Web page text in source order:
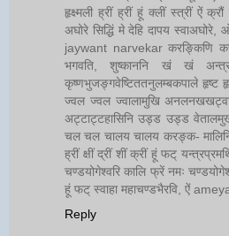
हृक्ष्मली ह्रीं ह्रीं हूं क्लीं स्त्रीं ऐं
अघोरे सिद्धिं मे देहि दापय
jaywant narvekar करङ्किणि
भगवति, शुष्काननि खं खं
कृष्णभुजङ्गवेष्टिततनुलम्बकपाले हृष्ट
ज्वल ज्वल ज्वालामुखि
अट्टाट्टहासिनि उड्ड उड्ड
चल चल चालय चालय करङ्क- मालिनि
ह्रीं क्षीं द्रीं शीं क्रीं हूं फट्
चण्डयोगेश्वरि कालि फ्रें नमः
हूं फट् स्वाहा महाचण्डभैरवि, ऐं
Reply